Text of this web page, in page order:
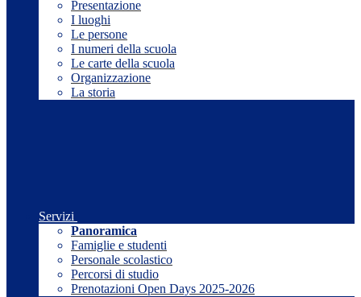
Presentazione
I luoghi
Le persone
I numeri della scuola
Le carte della scuola
Organizzazione
La storia
Servizi
Panoramica
Famiglie e studenti
Personale scolastico
Percorsi di studio
Prenotazioni Open Days 2025-2026